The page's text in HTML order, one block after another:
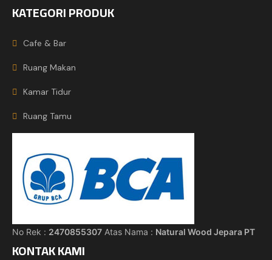
KATEGORI PRODUK
Cafe & Bar
Ruang Makan
Kamar Tidur
Ruang Tamu
No Rek : 2470855307 Atas Nama : Natural Wood Jepara PT
KONTAK KAMI